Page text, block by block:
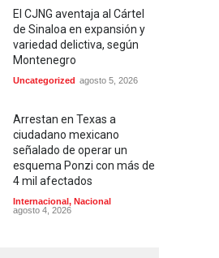
El CJNG aventaja al Cártel
de Sinaloa en expansión y
variedad delictiva, según
Montenegro
Uncategorized agosto 5, 2026
Arrestan en Texas a
ciudadano mexicano
señalado de operar un
esquema Ponzi con más de
4 mil afectados
Internacional, Nacional
agosto 4, 2026